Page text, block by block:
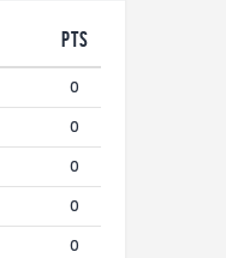
Pts
0
0
0
0
0